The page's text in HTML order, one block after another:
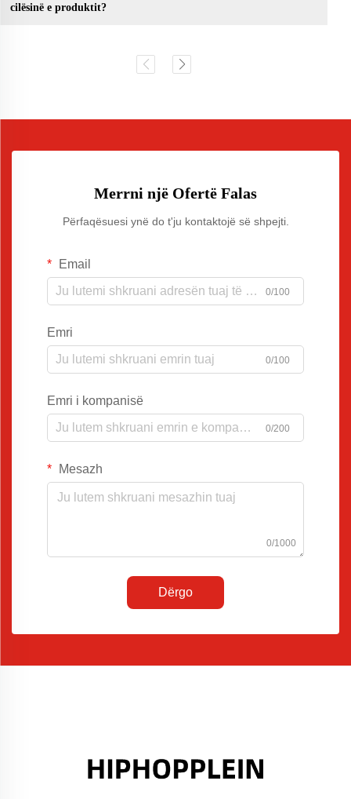
cilësinë e produktit?
Merrni një Ofertë Falas
Përfaqësuesi ynë do t'ju kontaktojë së shpejti.
Email
0/100
Emri
0/100
Emri i kompanisë
0/200
Mesazh
0/1000
Dërgo